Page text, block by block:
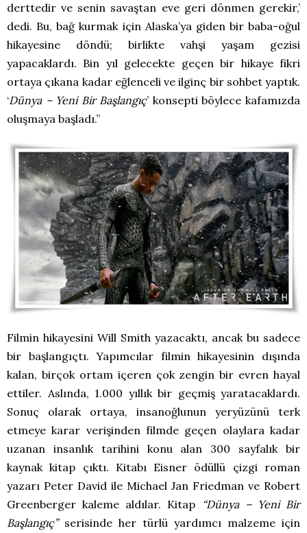
derttedir ve senin savaştan eve geri dönmen gerekir,’
dedi. Bu, bağ kurmak için Alaska’ya giden bir baba-oğul
hikayesine döndü; birlikte vahşi yaşam gezisi
yapacaklardı. Bin yıl gelecekte geçen bir hikaye fikri
ortaya çıkana kadar eğlenceli ve ilginç bir sohbet yaptık.
‘Dünya – Yeni Bir Başlangıç’ konsepti böylece kafamızda
oluşmaya başladı.”
Filmin hikayesini Will Smith yazacaktı, ancak bu sadece
bir başlangıçtı. Yapımcılar filmin hikayesinin dışında
kalan, birçok ortam içeren çok zengin bir evren hayal
ettiler. Aslında, 1.000 yıllık bir geçmiş yaratacaklardı.
Sonuç olarak ortaya, insanoğlunun yeryüzünü terk
etmeye karar verişinden filmde geçen olaylara kadar
uzanan insanlık tarihini konu alan 300 sayfalık bir
kaynak kitap çıktı. Kitabı Eisner ödüllü çizgi roman
yazarı Peter David ile Michael Jan Friedman ve Robert
Greenberger kaleme aldılar. Kitap
“Dünya – Yeni Bir
Başlangıç”serisinde her türlü yardımcı malzeme için